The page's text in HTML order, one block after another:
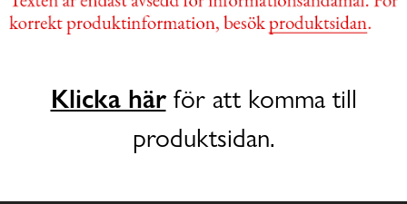
Klicka härför att komma till
produktsidan.